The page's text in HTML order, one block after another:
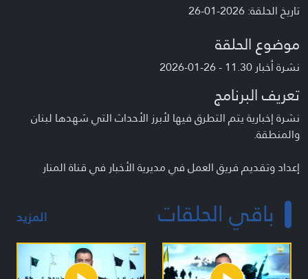
تاريخ الحلقة: 2026-01-26
موضوع الحلقة
نشرة أخبار 11.30 - 26-01-2026
تعريف البرنامج
نشرة إخبارية يتم التطرق فيها لأبرز الأحداث التي شهدها لبنان
والمنطقة.
إعداد وتقديم فريق العمل في مديرية الأخبار في قناة المنار
باقي الحلقات المزيد